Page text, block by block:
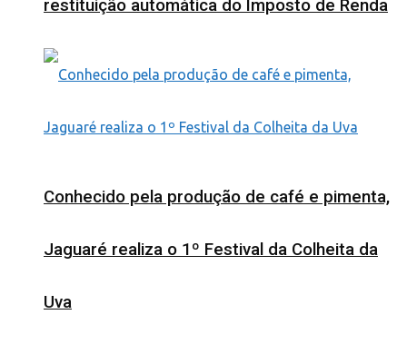
restituição automática do Imposto de Renda
Conhecido pela produção de café e pimenta,
Jaguaré realiza o 1º Festival da Colheita da
Uva